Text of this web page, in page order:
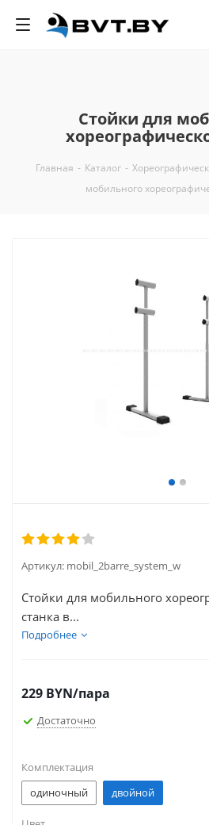
Стойки для
Главная - Каталог -
мобильного
Артикул: mobil_2barre_system_w
Стойки для мобильного
станка в...
Подробнее
229 BYN/пара
Достаточно
Комплектация
одиночный
двойной